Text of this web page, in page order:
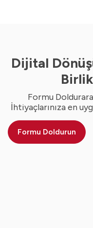
Dijital
Formu
İhtiyaçlarınıza en
Formu Doldurun